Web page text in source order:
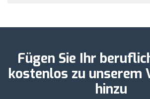
Fügen Sie Ihr
kostenlos zu unserem
hinzu